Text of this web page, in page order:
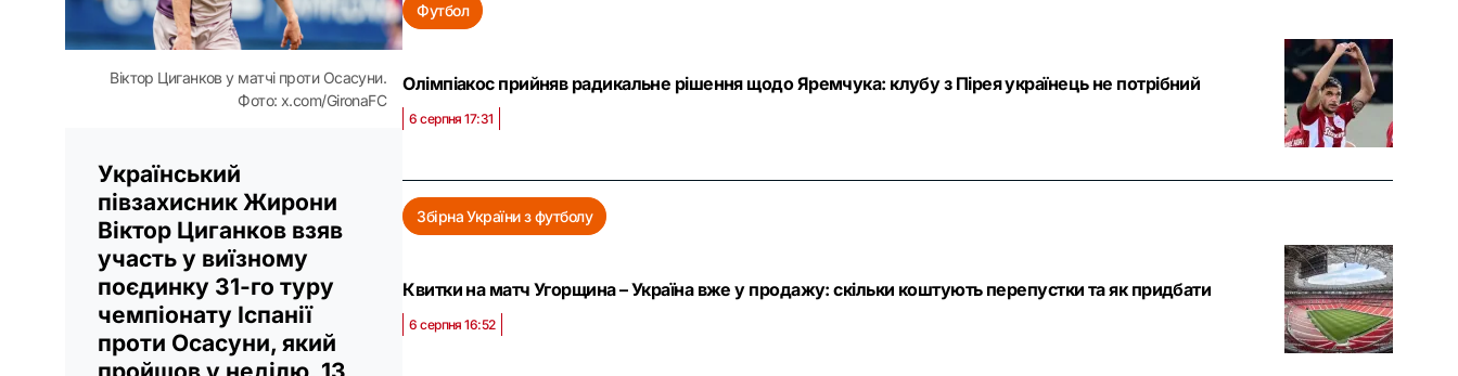
Віктор Циганков у матчі проти Осасуни.
Фото: x.com/GironaFC
Український
півзахисник Жирони
Віктор Циганков взяв
участь у виїзному
поєдинку 31-го туру
чемпіонату Іспанії
проти Осасуни, який
Футбол
Олімпіакос прийняв радикальне рішення щодо Яремчука: клубу з Пірея українець не потрібний
6 серпня 17:31
Збірна України з футболу
Квитки на матч Угорщина – Україна вже у продажу: скільки коштують перепустки та як придбати
6 серпня 16:52